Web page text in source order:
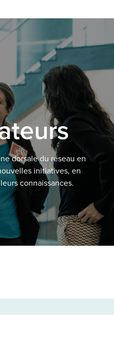
dorsale du réseau en
initiatives, en
connaissances.